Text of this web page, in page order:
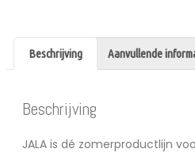
Beschrijving Aanvullende
Beschrijving
JALA is dé zomerproductlijn